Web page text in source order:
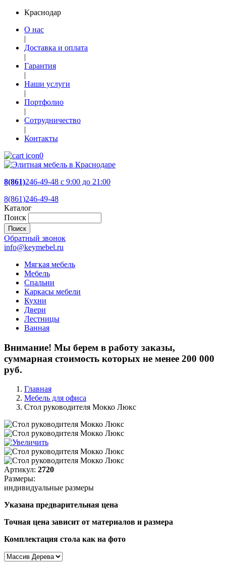
Краснодар
О нас
|
Доставка и оплата
|
Гарантия
|
Наши услуги
|
Портфолио
|
Сотрудничество
|
Контакты
0
8(861)246-49-48 c 9:00 до 21:00
8(861)246-49-48
Каталог
Поиск
Обратный звонок
info@keymebel.ru
Мягкая мебель
Мебель
Спальни
Каркасы мебели
Кухни
Двери
Лестницы
Ванная
Внимание! Мы берем в работу заказы,
суммарная стоимость которых не менее 200 000
руб.
Главная
Мебель для офиса
Стол руководителя Мокко Люкс
Артикул: 2720
Размеры:
индивидуальные размеры
Указана предварительная цена
Точная цена зависит от материалов и размера
Комплектация стола как на фото